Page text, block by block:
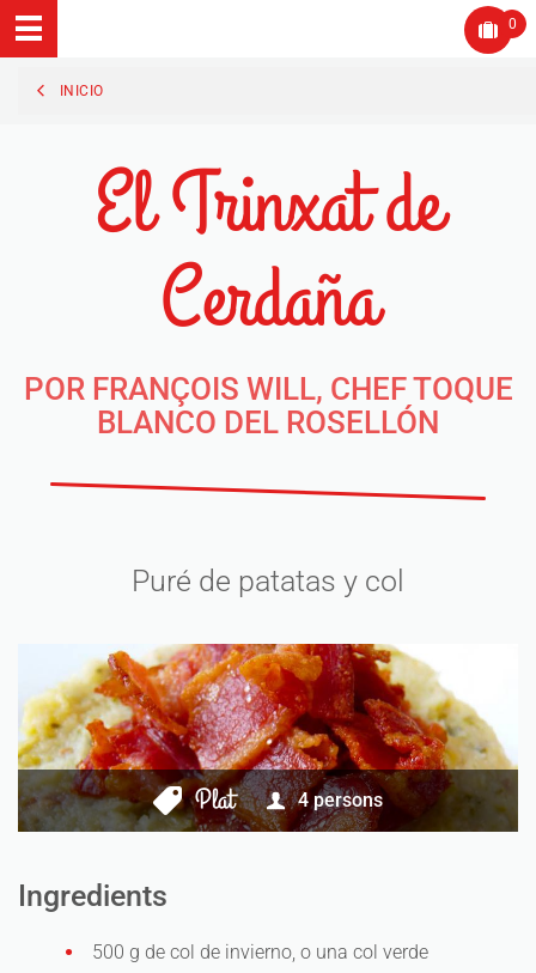
0
INICIO
El Trinxat de
Cerdaña
POR FRANÇOIS WILL, CHEF TOQUE
BLANCO DEL ROSELLÓN
Puré de patatas y col
Plat 4 persons
Ingredients
500 g de col de invierno, o una col verde